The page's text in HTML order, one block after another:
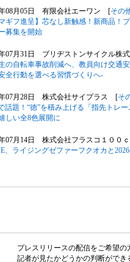
08月05日 有限会社エーワン [その
マギフ進呈】芯なし新触感！新商品！
募集を開始
07月31日 ブリヂストンサイクル株
の自転車事故削減へ、教員向け交通
全行動を選べる習慣づくりへ-
07月28日 株式会社サイプラス [そ
話題！“徳”を積み上げる「指先トレ
しい全8色展開に
07月14日 株式会社フラスコ１００
、ライジングゼファーフクオカと
プレスリリースの配信をご希望の
記者が見たかどうかの判断がで